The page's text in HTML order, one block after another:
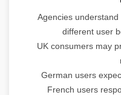
Agencies
different user
UK consumers may
German users
French users